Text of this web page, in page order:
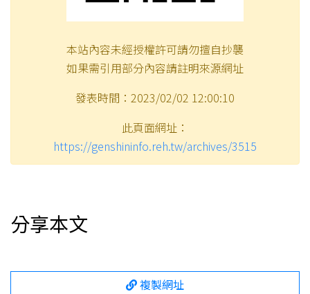
本站內容未經授權許可請勿擅自抄襲
如果需引用部分內容請註明來源網址
發表時間：2023/02/02 12:00:10
此頁面網址：
https://genshininfo.reh.tw/archives/3515
分享本文
複製網址